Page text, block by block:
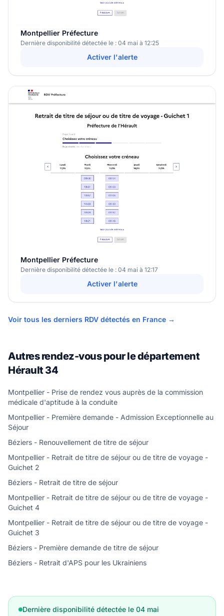
Montpellier Préfecture
Dernière disponibilité détectée le : 04 mai à 12:25
Activer l'alerte
Montpellier Préfecture
Dernière disponibilité détectée le : 04 mai à 12:17
Activer l'alerte
Voir tous les derniers RDV détectés en France →
Autres rendez-vous pour le département
Hérault 34
Montpellier - Prise de rendez vous auprès de la commission
médicale d'aptitude à la conduite
Montpellier - Première demande - Admission Exceptionnelle au
Séjour
Béziers - Renouvellement de titre de séjour
Montpellier - Retrait de titre de séjour ou de titre de voyage -
Guichet 2
Béziers - Retrait de titre de séjour
Montpellier - Retrait de titre de séjour ou de titre de voyage -
Guichet 4
Montpellier - Retrait de titre de séjour ou de titre de voyage -
Guichet 3
Béziers - Première demande de titre de séjour
Béziers - Retrait d'APS pour les Ukrainiens
Dernière disponibilité détectée le 04 mai